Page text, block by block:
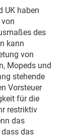
UK haben
des
kann
von
Mopeds und
stehende
Vorsteuer
für die
restriktiv
das
das